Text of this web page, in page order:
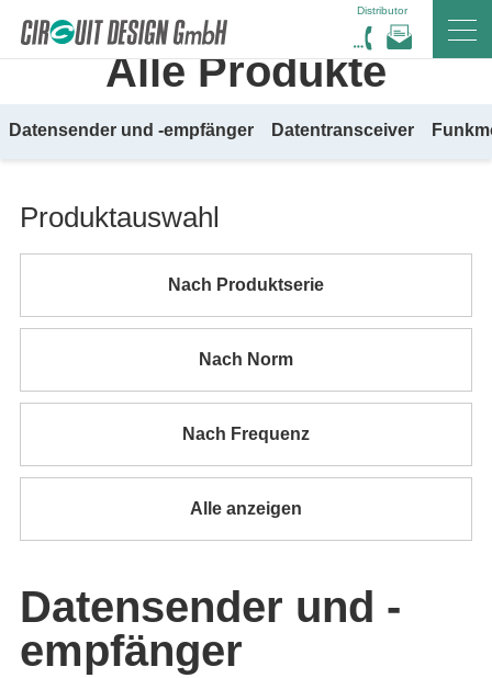
Distributor
HOME
DE PRODUKTE
Alle Produkte
Datensender und -empfänger Datentransceiver
Produktauswahl
Nach Produktserie
Nach Norm
Nach Frequenz
Alle anzeigen
Datensender und -
empfänger